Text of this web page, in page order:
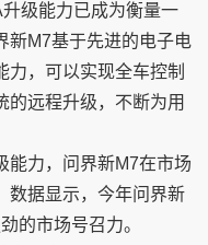
升级能力已成为衡量一
新M7基于先进的电子电
力，可以实现全车控制
的远程升级，不断为用
能力，问界新M7在市场
数据显示，今年问界新
的市场号召力。